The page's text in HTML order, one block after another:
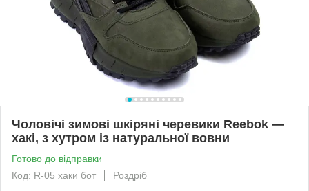
Чоловічі зимові шкіряні черевики Reebok —
хакі, з хутром із натуральної вовни
Готово до відправки
Код: R-05 хаки бот
Роздріб